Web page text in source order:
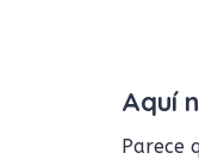
Aquí
Parece